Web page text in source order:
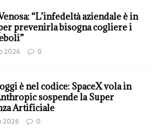
“L’infedeltà aziendale è in
prevenirla bisogna cogliere i
2026 0
è nel codice: SpaceX vola in
sospende la Super
Artificiale
2026 0